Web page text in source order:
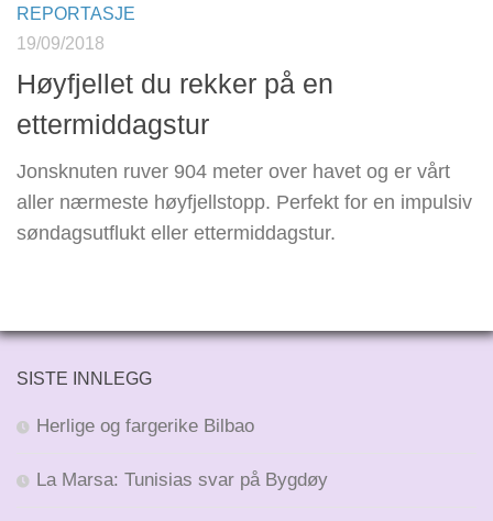
REPORTASJE
19/09/2018
Høyfjellet du rekker på en
ettermiddagstur
Jonsknuten ruver 904 meter over havet og er vårt
aller nærmeste høyfjellstopp. Perfekt for en impulsiv
søndagsutflukt eller ettermiddagstur.
SISTE INNLEGG
Herlige og fargerike Bilbao
La Marsa: Tunisias svar på Bygdøy